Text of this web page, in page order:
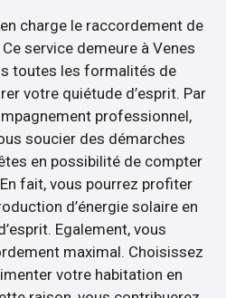
charge le raccordement de
service demeure à Venes
toutes les formalités de
votre quiétude d’esprit. Par
professionnel,
soucier des démarches
en possibilité de compter
fait, vous pourrez profiter
d’énergie solaire en
Egalement, vous
maximal. Choisissez
votre habitation en